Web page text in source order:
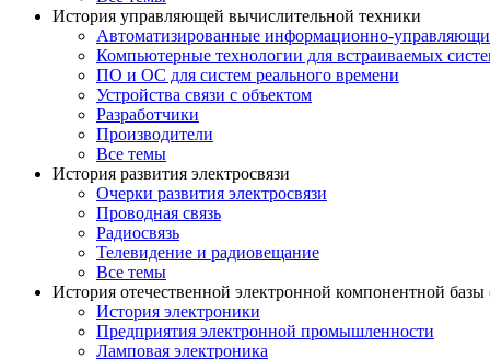
История управляющей вычислительной техники
Автоматизированные информационно-
Компьютерные технологии для встраиваемых
ПО и ОС для систем реального времени
Устройства связи с объектом
Разработчики
Производители
Все темы
История развития электросвязи
Очерки развития электросвязи
Проводная связь
Радиосвязь
Телевидение и радиовещание
Все темы
История отечественной электронной компонентной
История электроники
Предприятия электронной промышленности
Ламповая электроника